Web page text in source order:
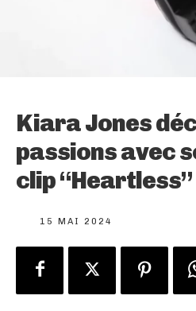
Kiara Jones
passions avec
clip “Heartless”
15 MAI 2024